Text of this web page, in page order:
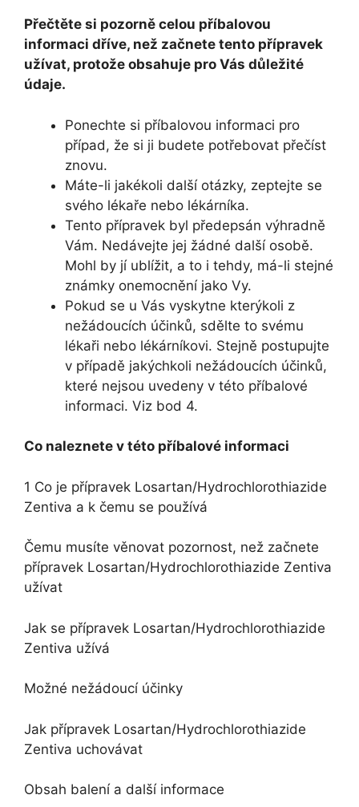
Přečtěte si pozorně celou příbalovou
informaci dříve, než začnete tento přípravek
užívat, protože obsahuje pro Vás důležité
údaje.
Ponechte si příbalovou informaci pro
případ, že si ji budete potřebovat přečíst
znovu.
Máte-li jakékoli další otázky, zeptejte se
svého lékaře nebo lékárníka.
Tento přípravek byl předepsán výhradně
Vám. Nedávejte jej žádné další osobě.
Mohl by jí ublížit, a to i tehdy, má-li stejné
známky onemocnění jako Vy.
Pokud se u Vás vyskytne kterýkoli z
nežádoucích účinků, sdělte to svému
lékaři nebo lékárníkovi. Stejně postupujte
v případě jakýchkoli nežádoucích účinků,
které nejsou uvedeny v této příbalové
informaci. Viz bod 4.
Co naleznete v této příbalové informaci
1 Co je přípravek Losartan/Hydrochlorothiazide
Zentiva a k čemu se používá
Čemu musíte věnovat pozornost, než začnete
přípravek Losartan/Hydrochlorothiazide Zentiva
užívat
Jak se přípravek Losartan/Hydrochlorothiazide
Zentiva užívá
Možné nežádoucí účinky
Jak přípravek Losartan/Hydrochlorothiazide
Zentiva uchovávat
Obsah balení a další informace